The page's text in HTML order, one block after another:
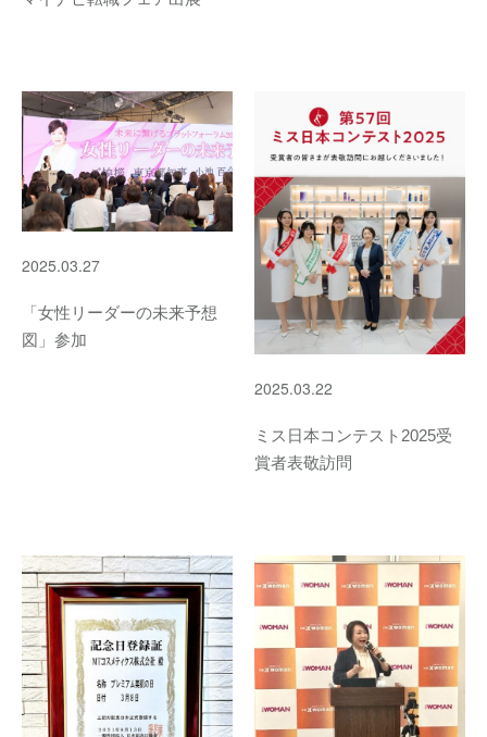
2025.03.27
「女性リーダーの未来予想
図」参加
2025.03.22
ミス日本コンテスト2025受
賞者表敬訪問